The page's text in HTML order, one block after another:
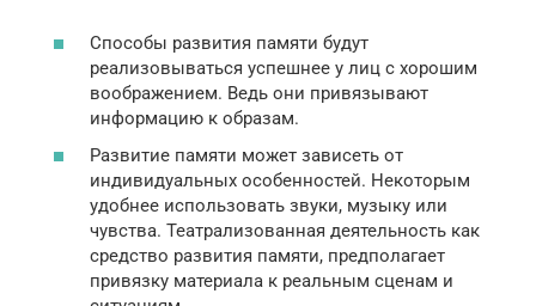
Способы развития памяти будут
реализовываться успешнее у лиц с хорошим
воображением. Ведь они привязывают
информацию к образам.
Развитие памяти может зависеть от
индивидуальных особенностей. Некоторым
удобнее использовать звуки, музыку или
чувства. Театрализованная деятельность как
средство развития памяти, предполагает
привязку материала к реальным сценам и